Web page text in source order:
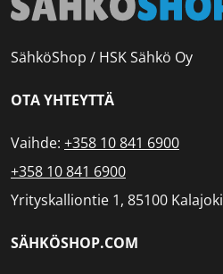
SähköShop / HSK Sähkö Oy
OTA YHTEYTTÄ
Vaihde: +358 10 841 6900
+358 10 841 6900
Yrityskalliontie 1, 85100 Kalajoki
SÄHKÖSHOP.COM